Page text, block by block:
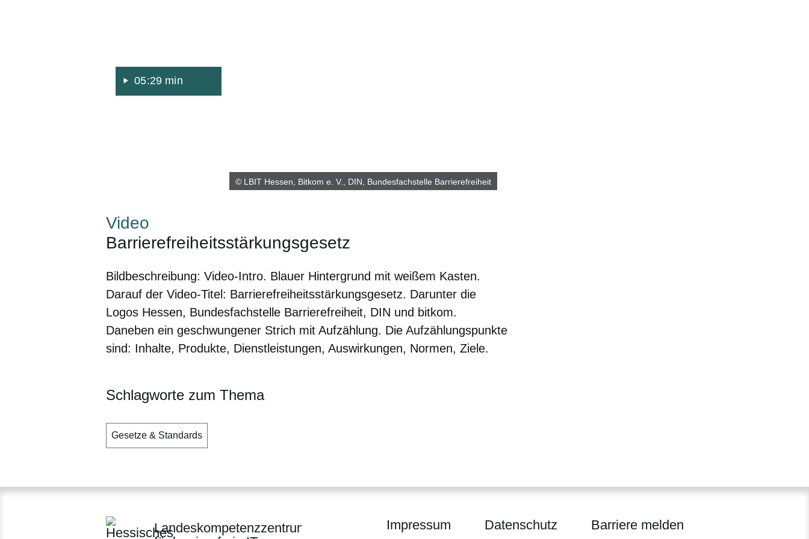
05:29 min
© LBIT Hessen, Bitkom e. V., DIN, Bundesfachstelle Barrierefreiheit
Video
Barrierefreiheitsstärkungsgesetz
Bildbeschreibung: Video-Intro. Blauer Hintergrund mit weißem Kasten.
Darauf der Video-Titel: Barrierefreiheitsstärkungsgesetz. Darunter die
Logos Hessen, Bundesfachstelle Barrierefreiheit, DIN und bitkom.
Daneben ein geschwungener Strich mit Aufzählung. Die Aufzählungspunkte
sind: Inhalte, Produkte, Dienstleistungen, Auswirkungen, Normen, Ziele.
Schlagworte zum Thema
Gesetze & Standards
Landeskompetenzzentrum
Impressum Datenschutz
Barriere melden